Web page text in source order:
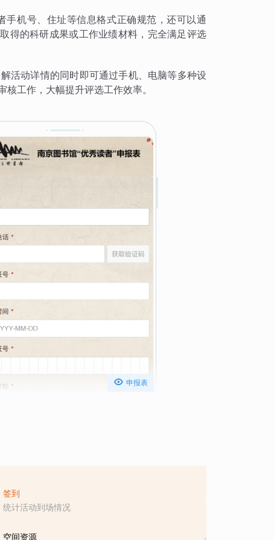
机号、住址等信息格式正确规范，还可以通
得的科研成果或工作业绩材料，完全满足评选
活动详情的同时即可通过手机、电脑等多种设
工作，大幅提升评选工作效率。
 申报表
签到
统计活动到场情况
空间资源